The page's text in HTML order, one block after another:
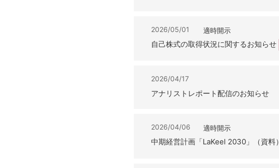
2026/05/01 適時開示
自己株式の取得状況に関するお知らせ
2026/04/17
アナリストレポート配信のお知らせ
2026/04/06 適時開示
中期経営計画「LaKeel 2030」（資料）